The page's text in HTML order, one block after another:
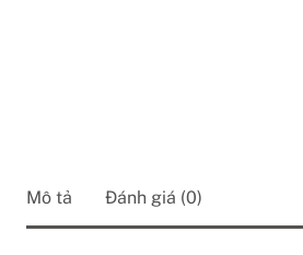
Mô tả Đánh giá (0)